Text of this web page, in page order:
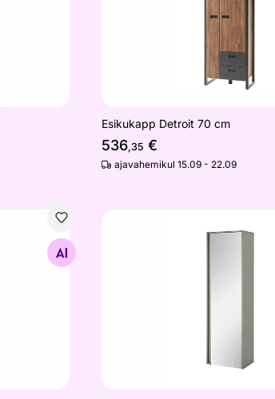
Esikukapp Detroit 70 cm
536,35 €
ajavahemikul 15.09 - 22.09